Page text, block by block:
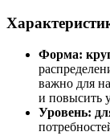
Форма:
важно для
и повысить
Уровень: